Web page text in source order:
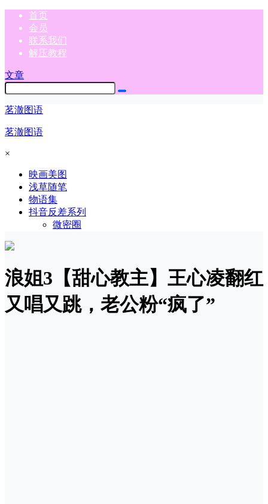
首页
会员
联系我们
解压教程
文章
茗澈图语
茗澈图语
×
映画美图
浅草随笔
物语集
抖音反差系列
微密圈
浪姐3【甜心教主】王心凌翻红
又唱又跳，老公粉“疯了”